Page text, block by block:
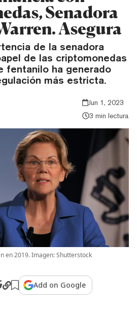
Senadora
Asegura
de la senadora
de las criptomonedas
fentanilo ha generado
más estricta.
Jun 1, 2023
3 min lectura
en 2019. Imagen: Shutterstock
Add on Google